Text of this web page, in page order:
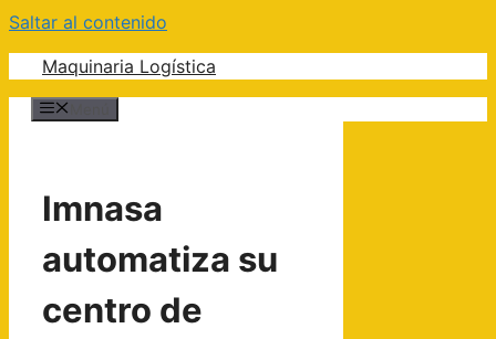
Saltar al contenido
Maquinaria Logística
Imnasa
automatiza su
centro de